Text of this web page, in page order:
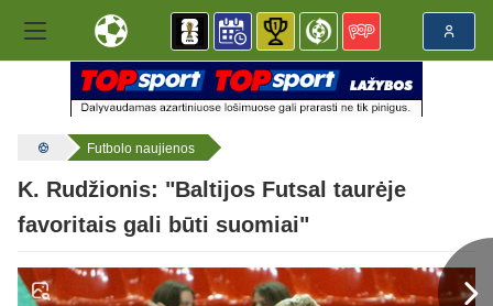
Futbolo naujienos
K. Rudžionis: "Baltijos Futsal taurėje
favoritais gali būti suomiai"